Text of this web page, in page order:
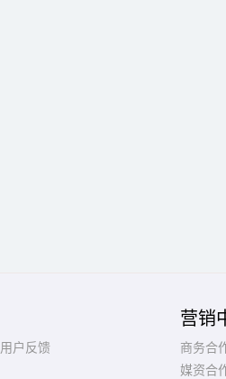
用户反馈
营销
商务合
媒资合